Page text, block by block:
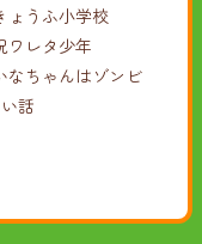
ょうふ小学校
ワレタ少年
なちゃんはゾンビ
話